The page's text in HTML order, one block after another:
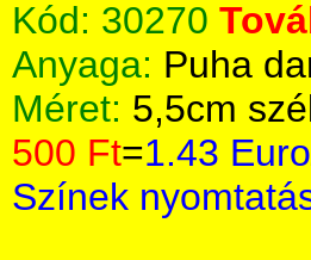
Kód: 30270
Anyaga: Puha
Méret: 5,5cm
500 Ft=1.43 Euro
Színek